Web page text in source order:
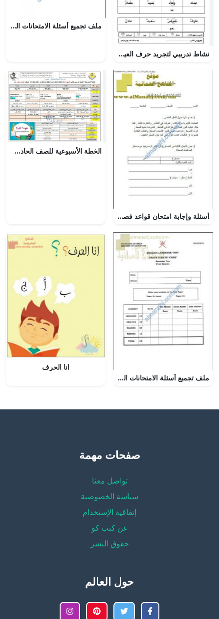
نشاط تدريبي لتجريد حرف العين (لغة عربية) الأول
ملف تجميع أسئلة الامتحانات الرسمية والأجوبة للسنوات السابقة (ENGLISH B) (لغة انجليزية) الثاني عشر
أسئلة وإجابة امتحان قواعد فصلي (لغة عربية) الرابع
الخطة الأسبوعية للصف الحادي عشر العام الأسبوع الأول لمدرسة الشعلة الخاصة, (المدارس) الحادي عشر العام
ملف تجميع أسئلة الامتحانات الرسمية والأجوبة للسنوات السابقة (ENGLISH A) (لغة انجليزية) الحادي عشر
انا الحرف
صفحات مهمة
تواصل معنا
سياسة الخصوصية
إتفاقية الإستخدام
عن كتب كو
حقوق النشر
حول العالم